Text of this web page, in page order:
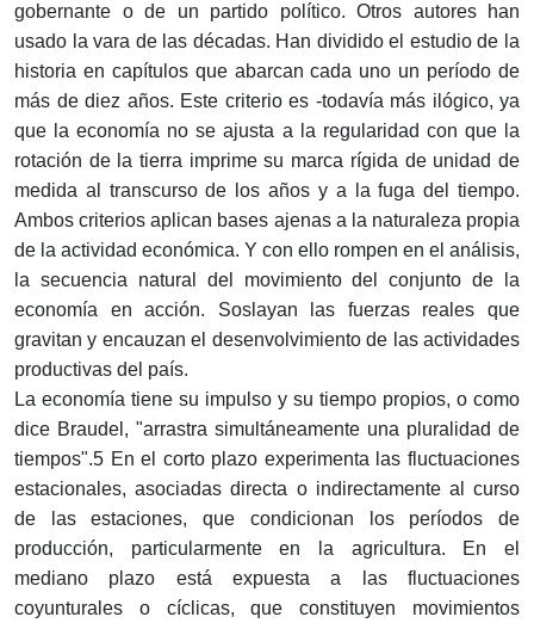
gobernante o de un partido político. Otros autores han
usado la vara de las décadas. Han dividido el estudio de la
historia en capítulos que abarcan cada uno un período de
más de diez años. Este criterio es -todavía más ilógico, ya
que la economía no se ajusta a la regularidad con que la
rotación de la tierra imprime su marca rígida de unidad de
medida al transcurso de los años y a la fuga del tiempo.
Ambos criterios aplican bases ajenas a la naturaleza propia
de la actividad económica. Y con ello rompen en el análisis,
la secuencia natural del movimiento del conjunto de la
economía en acción. Soslayan las fuerzas reales que
gravitan y encauzan el desenvolvimiento de las actividades
productivas del país.
La economía tiene su impulso y su tiempo propios, o como
dice Braudel, "arrastra simultáneamente una pluralidad de
tiempos".5 En el corto plazo experimenta las fluctuaciones
estacionales, asociadas directa o indirectamente al curso
de las estaciones, que condicionan los períodos de
producción, particularmente en la agricultura. En el
mediano plazo está expuesta a las fluctuaciones
coyunturales o cíclicas, que constituyen movimientos